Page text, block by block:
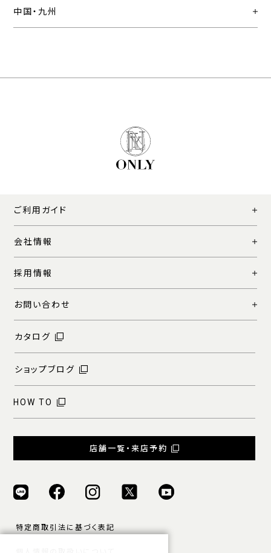
中国・九州
ご利用ガイド
会社情報
採用情報
お問い合わせ
カタログ
ショップブログ
HOW TO
店舗一覧・来店予約
特定商取引法に基づく表記